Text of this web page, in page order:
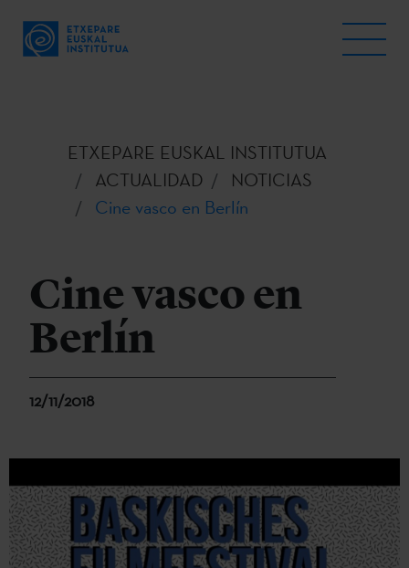
ETXEPARE EUSKAL INSTITUTUA
ACTUALIDAD
NOTICIAS
Cine vasco en Berlín
Cine vasco en
Berlín
12/11/2018